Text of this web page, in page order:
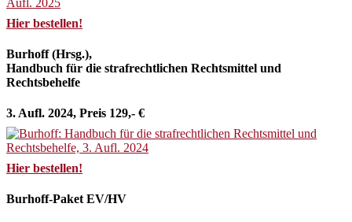
Hier bestellen!
Burhoff (Hrsg.),
Handbuch für die strafrechtlichen Rechtsmittel und
Rechtsbehelfe
3. Aufl. 2024, Preis 129,- €
Hier bestellen!
Burhoff-Paket EV/HV